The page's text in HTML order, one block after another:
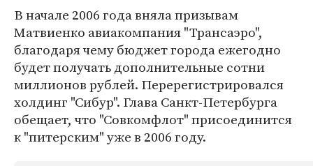
В начале 2006 года вняла призывам
Матвиенко авиакомпания "Трансаэро",
благодаря чему бюджет города ежегодно
будет получать дополнительные сотни
миллионов рублей. Перерегистрировался
холдинг "Сибур". Глава Санкт-Петербурга
обещает, что "Совкомфлот" присоединится
к "питерским" уже в 2006 году.